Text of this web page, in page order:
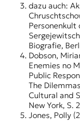
dazu auch:
Personenkult
Biografie,
Dobson,
Enemies no
Public
The
Cultural and
New York, S.
Jones, Polly